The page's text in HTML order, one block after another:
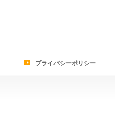
プライバシーポリシー